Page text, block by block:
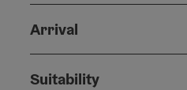
Arrival
Suitability